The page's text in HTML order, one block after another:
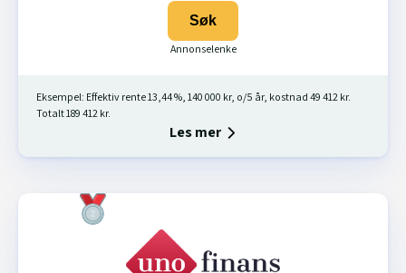
Søk
Eksempel: Effektiv rente 13,44 %, 140 000 kr, o/5 år, kostnad 49 412 kr.
Totalt 189 412 kr.
Les mer